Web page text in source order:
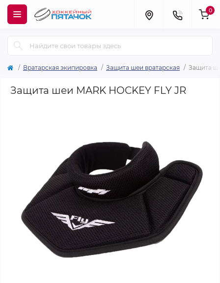
0
Вратарская экипировка Защита шеи вратарская Защита
Защита шеи MARK HOCKEY FLY JR